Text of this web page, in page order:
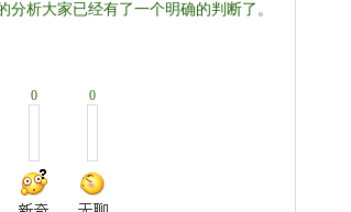
析大家已经有了一个明确的判断了。
0 0